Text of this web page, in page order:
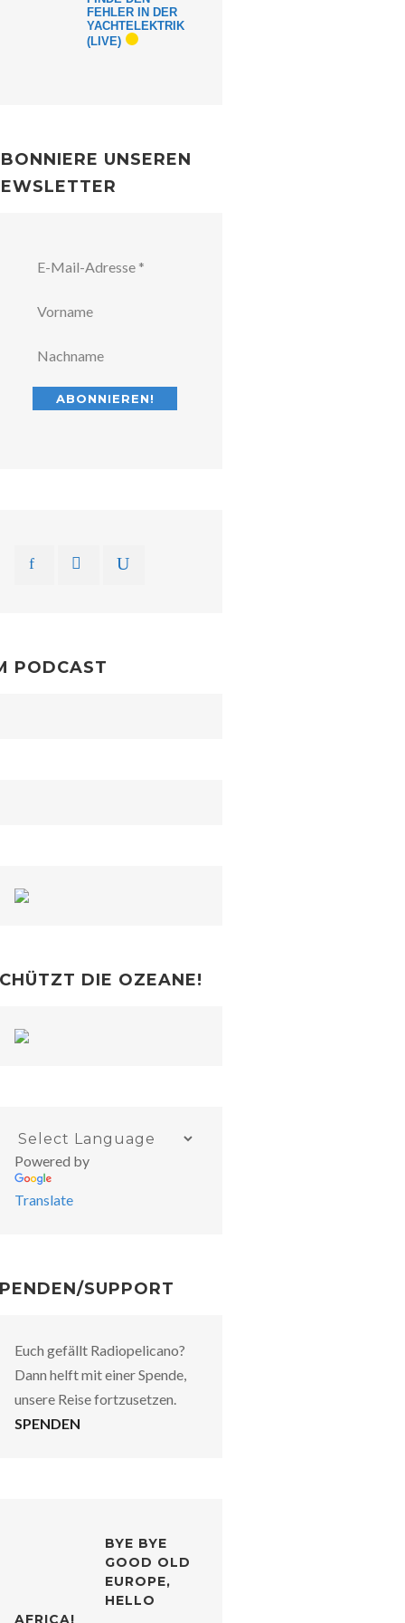
FEHLER IN DER
YACHTELEKTRIK
(LIVE)
UNSEREN
PODCAST
DIE OZEANE!
Powered by
Translate
SUPPORT
Euch gefällt Radiopelicano?
Dann helft mit einer Spende,
unsere Reise fortzusetzen.
SPENDEN
BYE BYE
GOOD OLD
EUROPE,
HELLO
AFRICA!